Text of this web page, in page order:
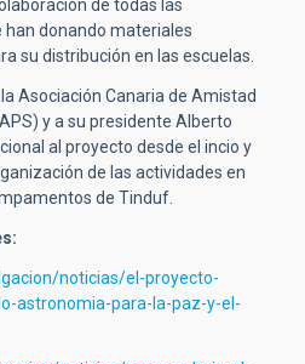
de todas las
donando materiales
su distribución en las escuelas.
Asociación Canaria de Amistad
y a su presidente Alberto
al proyecto desde el incio y
de las actividades en
de Tinduf.
noticias/el-proyecto-
astronomia-para-la-paz-y-el-